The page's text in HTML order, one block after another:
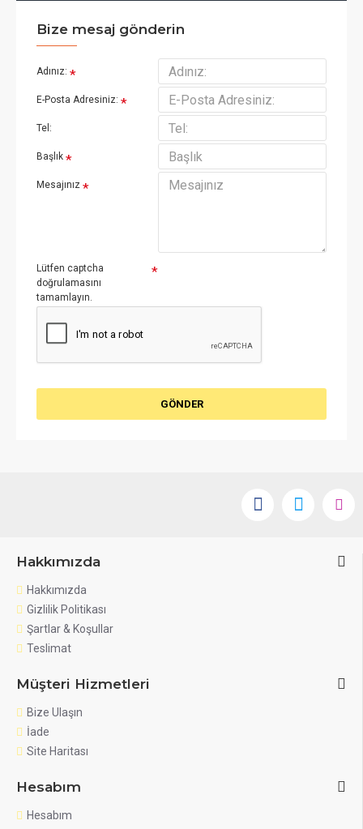
Bize mesaj gönderin
Adınız:
E-Posta Adresiniz:
Tel:
Başlık
Mesajınız
Lütfen captcha
doğrulamasını
tamamlayın.
GÖNDER
Hakkımızda
Hakkımızda
Gizlilik Politikası
Şartlar & Koşullar
Teslimat
Müşteri Hizmetleri
Bize Ulaşın
İade
Site Haritası
Hesabım
Hesabım